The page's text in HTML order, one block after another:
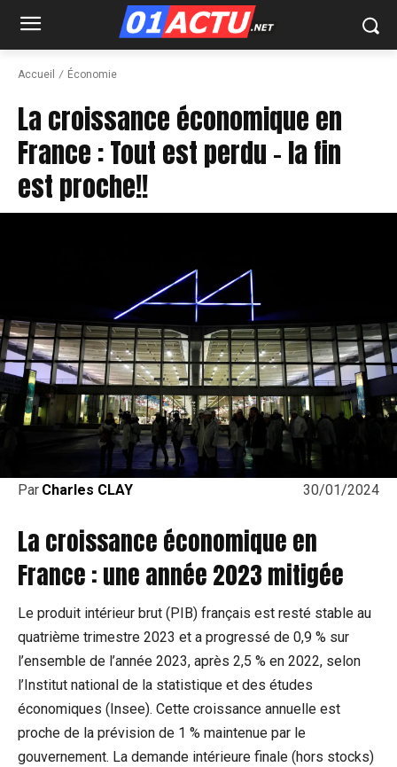
Accueil Économie
La croissance économique en
France : Tout est perdu – la fin
est proche!!
30/01/2024
Par Charles CLAY
La croissance économique en
France : une année 2023 mitigée
Le produit intérieur brut (PIB) français est resté stable au
quatrième trimestre 2023 et a progressé de 0,9 % sur
l’ensemble de l’année 2023, après 2,5 % en 2022, selon
l’Institut national de la statistique et des études
économiques (Insee). Cette croissance annuelle est
proche de la prévision de 1 % maintenue par le
gouvernement. La demande intérieure finale (hors stocks)